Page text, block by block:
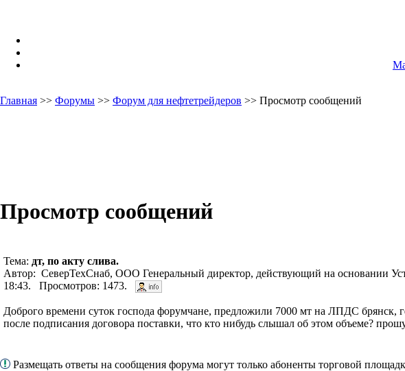
Главная >> Форумы >> Форум для нефтетрейдеров >> Просмотр сообщений
Просмотр сообщений
Тема: дт, по акту слива.
Автор: СеверТехСнаб, ООО Генеральный директор, действующий на основании
18:43. Просмотров: 1473.
Доброго времени суток господа форумчане, предложили 7000 мт на ЛПДС брянск,
после подписания договора поставки, что кто нибудь слышал об этом объеме?
Размещать ответы на сообщения форума могут только абоненты торговой